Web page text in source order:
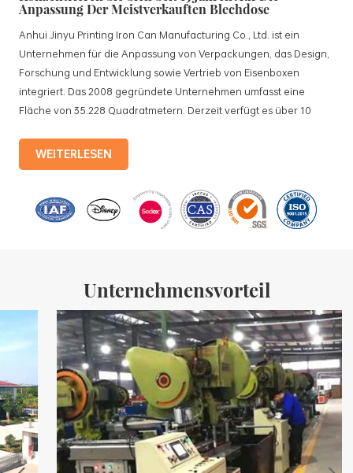
Anpassung Der Meistverkauften Blechdose
Anhui Jinyu Printing Iron Can Manufacturing Co., Ltd. ist ein
Unternehmen für die Anpassung von Verpackungen, das Design,
Forschung und Entwicklung sowie Vertrieb von Eisenboxen
integriert. Das 2008 gegründete Unternehmen umfasst eine
Fläche von 35.228 Quadratmetern. Derzeit verfügt es über 10
Produktionslinien mit einer monatlichen Produktion von 3,5
Millionen Eisenkisten. Zu den Produkten des Unternehmens
Werbegeschenkdosen und Weißblechschalen usw.
Standardisierte Produktionslinien und 15 vollautomatische
WEITERLESEN
Unternehmensvorteil